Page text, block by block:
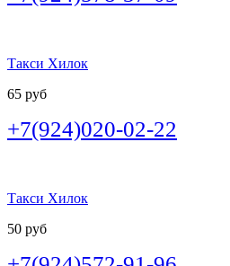
Такси Хилок
65 руб
+7(924)020-02-22
Такси Хилок
50 руб